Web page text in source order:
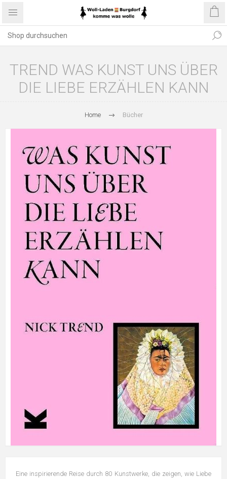
TREND WAS KUNST UNS ÜBER
DIE LIEBE ERZÄHLEN KANN
Home Bücher
Eine inspirierende Reise durch 80 Kunstwerke, die zeigen, wie Liebe